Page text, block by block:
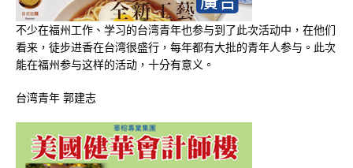
不少在福州工作、学习的台湾青年也参与到了此次活动中，在他们
看来，徒步进香在台湾很盛行，每年都有大批的青年人参与。此次
能在福州参与这样的活动，十分有意义。
台湾青年 郭建志